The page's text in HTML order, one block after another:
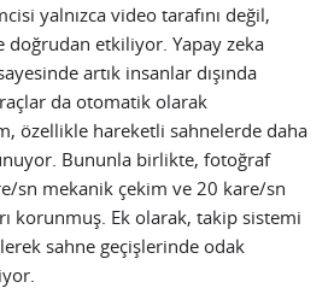
yalnızca video tarafını değil,
etkiliyor. Yapay zeka
artık insanlar dışında
da otomatik olarak
özellikle hareketli sahnelerde daha
Bununla birlikte, fotoğraf
sn mekanik çekim ve 20 kare/sn
korunmuş. Ek olarak, takip sistemi
sahne geçişlerinde odak